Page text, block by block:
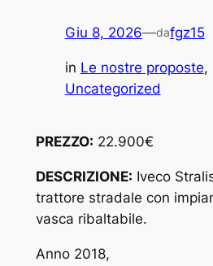
Giu 8, 2026—dafgz15
in Le nostre proposte
Uncategorized
PREZZO: 22.900€
DESCRIZIONE: Iveco
trattore stradale con
vasca ribaltabile.
Anno 2018,